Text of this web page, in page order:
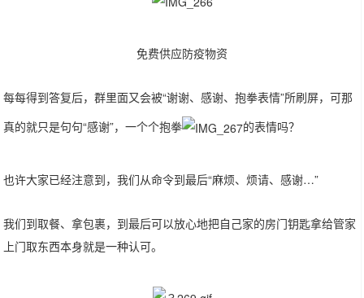
免费供应防疫物资
每每得到答复后，群里面又会被“谢谢、感谢、抱拳表情”所刷屏，可那
真的就只是句句“感谢”，一个个抱拳
的表情吗？
也许大家已经注意到，我们从命令到最后“麻烦、烦请、感谢…”
我们到取餐、拿包裹，到最后可以放心地把自己家的房门钥匙拿给管家
上门取东西本身就是一种认可。